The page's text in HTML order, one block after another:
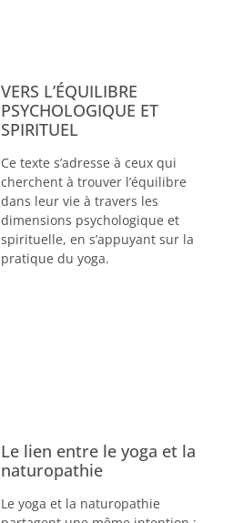
VERS L’ÉQUILIBRE
PSYCHOLOGIQUE ET
SPIRITUEL
Ce texte s’adresse à ceux qui
cherchent à trouver l’équilibre
dans leur vie à travers les
dimensions psychologique et
spirituelle, en s’appuyant sur la
pratique du yoga.
Le lien entre le yoga et la
naturopathie
Le yoga et la naturopathie